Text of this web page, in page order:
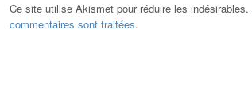
Ce site utilise Akismet pour réduire les indésirables.
commentaires sont traitées.